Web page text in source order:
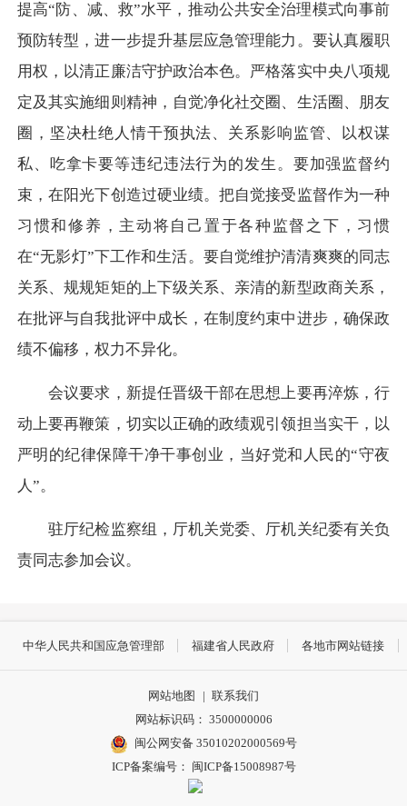
提高“防、减、救”水平，推动公共安全治理模式向事前
预防转型，进一步提升基层应急管理能力。要认真履职
用权，以清正廉洁守护政治本色。严格落实中央八项规
定及其实施细则精神，自觉净化社交圈、生活圈、朋友
圈，坚决杜绝人情干预执法、关系影响监管、以权谋
私、吃拿卡要等违纪违法行为的发生。要加强监督约
束，在阳光下创造过硬业绩。把自觉接受监督作为一种
习惯和修养，主动将自己置于各种监督之下，习惯
在“无影灯”下工作和生活。要自觉维护清清爽爽的同志
关系、规规矩矩的上下级关系、亲清的新型政商关系，
在批评与自我批评中成长，在制度约束中进步，确保政
绩不偏移，权力不异化。
会议要求，新提任晋级干部在思想上要再淬炼，行
动上要再鞭策，切实以正确的政绩观引领担当实干，以
严明的纪律保障干净干事创业，当好党和人民的“守夜
人”。
驻厅纪检监察组，厅机关党委、厅机关纪委有关负
责同志参加会议。
中华人民共和国应急管理部 福建省人民政府 各地市网站链接
网站地图 | 联系我们
网站标识码： 3500000006
闽公网安备 35010202000569号
ICP备案编号： 闽ICP备15008987号